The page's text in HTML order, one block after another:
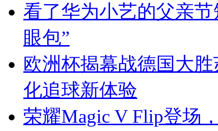
看了华为小艺的父亲
眼包”
欧洲杯揭幕战德国大
化追球新体验
荣耀Magic V Flip登场